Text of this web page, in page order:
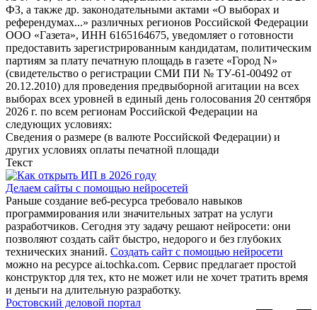
ФЗ, а также др. законодательными актами «О выборах и
референдумах...» различных регионов Российской Федерации
ООО «Газета», ИНН 6165164675, уведомляет о готовности
предоставить зарегистрированным кандидатам, политическим
партиям за плату печатную площадь в газете «Город N»
(свидетельство о регистрации СМИ ПИ № ТУ-61-00492 от
20.12.2010) для проведения предвыборной агитации на всех
выборах всех уровней в единый день голосования 20 сентября
2026 г. по всем регионам Российской Федерации на
следующих условиях:
Сведения о размере (в валюте Российской Федерации) и
других условиях оплаты печатной площади
Текст
Делаем сайты с помощью нейросетей
Раньше создание веб‐ресурса требовало навыков
программирования или значительных затрат на услуги
разработчиков. Сегодня эту задачу решают нейросети: они
позволяют создать сайт быстро, недорого и без глубоких
технических знаний. Создать сайт с помощью нейросети
можно на ресурсе ai.tochka.com. Сервис предлагает простой
конструктор для тех, кто не может или не хочет тратить время
и деньги на длительную разработку.
Ростовский деловой портал